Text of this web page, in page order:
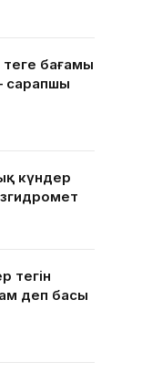
бағамы
сарапшы
күндер
тегін
деп басы